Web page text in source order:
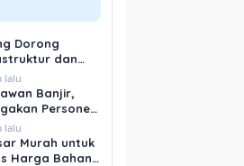
Dorong
dan
lalu
Banjir,
Personel
lalu
Murah untuk
Harga Bahan